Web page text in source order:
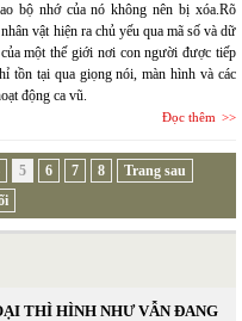
bộ nhớ của nó không nên bị xóa.Rõ
vật hiện ra chủ yếu qua mã số và dữ
một thế giới nơi con người được tiếp
tồn tại qua giọng nói, màn hình và các
động ca vũ.
Đọc thêm
5 6 7 8
Trang sau
THÌ HÌNH NHƯ VẪN ĐANG